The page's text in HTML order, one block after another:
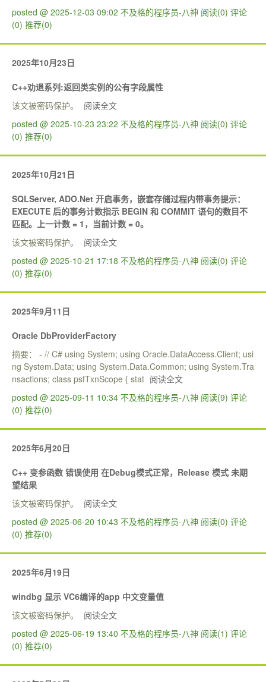
posted @ 2025-12-03 09:02 不及格的程序员-八神 阅读(0) 评论
(0) 推荐(0)
2025年10月23日
C++劝退系列:返回类实例的公有字段属性
该文被密码保护。
阅读全文
posted @ 2025-10-23 23:22 不及格的程序员-八神 阅读(0) 评论
(0) 推荐(0)
2025年10月21日
SQLServer, ADO.Net 开启事务，嵌套存储过程内带事务提示：
EXECUTE 后的事务计数指示 BEGIN 和 COMMIT 语句的数目不
匹配。上一计数 = 1，当前计数 = 0。
该文被密码保护。
阅读全文
posted @ 2025-10-21 17:18 不及格的程序员-八神 阅读(0) 评论
(0) 推荐(0)
2025年9月11日
Oracle DbProviderFactory
摘要： - // C# using System; using Oracle.DataAccess.Client; usi
ng System.Data; using System.Data.Common; using System.Tra
nsactions; class psfTxnScope { stat 阅读全文
posted @ 2025-09-11 10:34 不及格的程序员-八神 阅读(9) 评论
(0) 推荐(0)
2025年6月20日
C++ 变参函数 错误使用 在Debug模式正常，Release 模式 未期
望结果
该文被密码保护。
阅读全文
posted @ 2025-06-20 10:43 不及格的程序员-八神 阅读(0) 评论
(0) 推荐(0)
2025年6月19日
windbg 显示 VC6编译的app 中文变量值
该文被密码保护。
阅读全文
posted @ 2025-06-19 13:40 不及格的程序员-八神 阅读(1) 评论
(0) 推荐(0)